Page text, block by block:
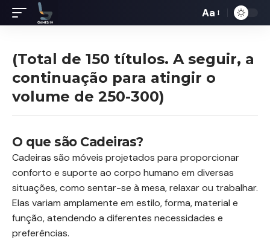
fontes
Aa
(Total de 150 títulos. A seguir, a
continuação para atingir o
volume de 250-300)
O que são Cadeiras?
Cadeiras são móveis projetados para proporcionar
conforto e suporte ao corpo humano em diversas
situações, como sentar-se à mesa, relaxar ou trabalhar.
Elas variam amplamente em estilo, forma, material e
função, atendendo a diferentes necessidades e
preferências.